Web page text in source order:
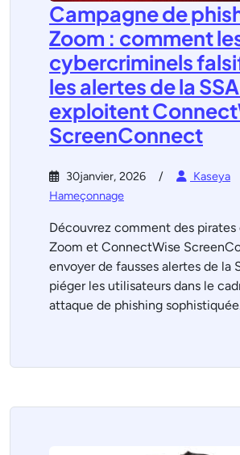
Campagne de
Zoom : comment
cybercriminels
les alertes de la
exploitent
ScreenConnect
30janvier, 2026
Kaseya
Hameçonnage
Découvrez comment des
Zoom et ConnectWise
envoyer de fausses alertes de la
piéger les utilisateurs dans le
attaque de phishing